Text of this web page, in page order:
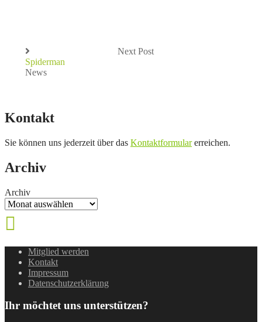
Next Post
Spiderman
News
Kontakt
Sie können uns jederzeit über das Kontaktformularerreichen.
Archiv
Archiv
Mitglied werden
Kontakt
Impressum
Datenschutzerklärung
Ihr möchtet uns unterstützen?